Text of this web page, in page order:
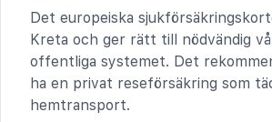
Det europeiska
Kreta och ger rätt till nödvändig
offentliga systemet. Det
ha en privat reseförsäkring som
hemtransport.